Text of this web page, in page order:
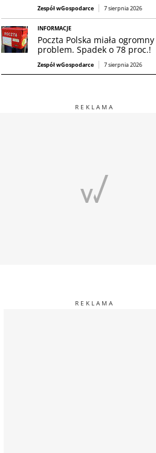
Zespół wGospodarce 7 sierpnia 2026
INFORMACJE
Poczta Polska miała ogromny
problem. Spadek o 78 proc.!
Zespół wGospodarce 7 sierpnia 2026